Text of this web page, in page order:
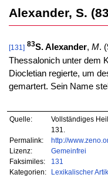
Alexander, S.
[131] 83S. Alexander, M.
Thessalonich unter dem
Diocletian regierte, um
gemartert. Sein Name
Quelle:
Vollständiges
131.
Permalink:
http://
Lizenz:
Gemeinfrei
Faksimiles:
131
Kategorien:
Lexikalischer